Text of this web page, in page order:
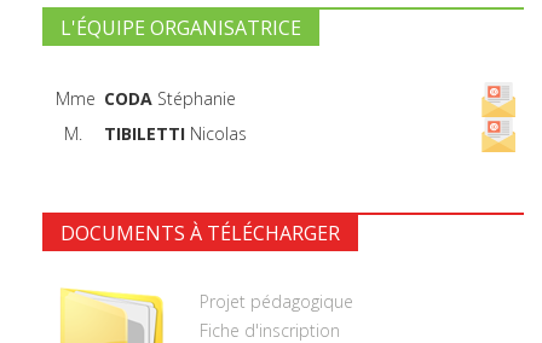
L'ÉQUIPE ORGANISATRICE
Mme CODA Stéphanie
M.
TIBILETTI Nicolas
DOCUMENTS À TÉLÉCHARGER
Projet pédagogique
Fiche d'inscription